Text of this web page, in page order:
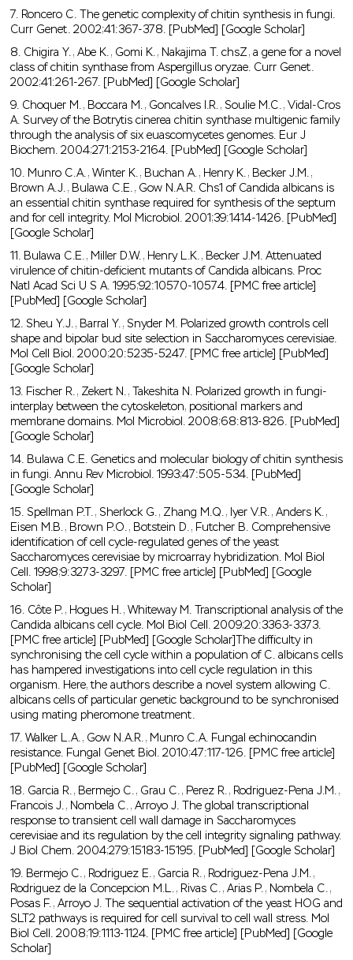
7. Roncero C. The genetic complexity of chitin synthesis in fungi.
Curr Genet. 2002;41:367-378. [PubMed] [Google Scholar]
8. Chigira Y., Abe K., Gomi K., Nakajima T. chsZ, a gene for a novel
class of chitin synthase from Aspergillus oryzae. Curr Genet.
2002;41:261-267. [PubMed] [Google Scholar]
9. Choquer M., Boccara M., Goncalves I.R., Soulie M.C., Vidal-Cros
A. Survey of the Botrytis cinerea chitin synthase multigenic family
through the analysis of six euascomycetes genomes. Eur J
Biochem. 2004;271:2153-2164. [PubMed] [Google Scholar]
10. Munro C.A., Winter K., Buchan A., Henry K., Becker J.M.,
Brown A.J., Bulawa C.E., Gow N.A.R. Chs1 of Candida albicans is
an essential chitin synthase required for synthesis of the septum
and for cell integrity. Mol Microbiol. 2001;39:1414-1426. [PubMed]
[Google Scholar]
11. Bulawa C.E., Miller D.W., Henry L.K., Becker J.M. Attenuated
virulence of chitin-deficient mutants of Candida albicans. Proc
Natl Acad Sci U S A. 1995;92:10570-10574. [PMC free article]
[PubMed] [Google Scholar]
12. Sheu Y.J., Barral Y., Snyder M. Polarized growth controls cell
shape and bipolar bud site selection in Saccharomyces cerevisiae.
Mol Cell Biol. 2000;20:5235-5247. [PMC free article] [PubMed]
[Google Scholar]
13. Fischer R., Zekert N., Takeshita N. Polarized growth in fungi-
interplay between the cytoskeleton, positional markers and
membrane domains. Mol Microbiol. 2008;68:813-826. [PubMed]
[Google Scholar]
14. Bulawa C.E. Genetics and molecular biology of chitin synthesis
in fungi. Annu Rev Microbiol. 1993;47:505-534. [PubMed]
[Google Scholar]
15. Spellman P.T., Sherlock G., Zhang M.Q., Iyer V.R., Anders K.,
Eisen M.B., Brown P.O., Botstein D., Futcher B. Comprehensive
identification of cell cycle-regulated genes of the yeast
Saccharomyces cerevisiae by microarray hybridization. Mol Biol
Cell. 1998;9:3273-3297. [PMC free article] [PubMed] [Google
Scholar]
16. Côte P., Hogues H., Whiteway M. Transcriptional analysis of the
Candida albicans cell cycle. Mol Biol Cell. 2009;20:3363-3373.
[PMC free article] [PubMed] [Google Scholar]The difficulty in
synchronising the cell cycle within a population of C. albicans cells
has hampered investigations into cell cycle regulation in this
organism. Here, the authors describe a novel system allowing C.
albicans cells of particular genetic background to be synchronised
using mating pheromone treatment.
17. Walker L.A., Gow N.A.R., Munro C.A. Fungal echinocandin
resistance. Fungal Genet Biol. 2010;47:117-126. [PMC free article]
[PubMed] [Google Scholar]
18. Garcia R., Bermejo C., Grau C., Perez R., Rodriguez-Pena J.M.,
Francois J., Nombela C., Arroyo J. The global transcriptional
response to transient cell wall damage in Saccharomyces
cerevisiae and its regulation by the cell integrity signaling pathway.
J Biol Chem. 2004;279:15183-15195. [PubMed] [Google Scholar]
19. Bermejo C., Rodriguez E., Garcia R., Rodriguez-Pena J.M.,
Rodriguez de la Concepcion M.L., Rivas C., Arias P., Nombela C.,
Posas F., Arroyo J. The sequential activation of the yeast HOG and
SLT2 pathways is required for cell survival to cell wall stress. Mol
Biol Cell. 2008;19:1113-1124. [PMC free article] [PubMed] [Google
Scholar]